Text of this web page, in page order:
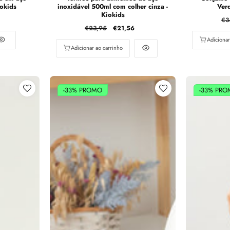
inoxidável 500ml com colher cinza -
Kiokids
Preço
normal
€23,95
Preço
de
venda
€21,56
Adicionar ao carrinho
-33% PROMO -33%